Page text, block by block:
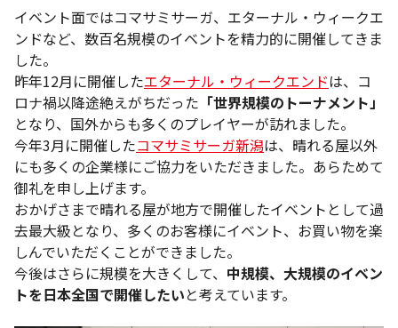
イベント面ではコマサミサーガ、エターナル・ウィークエ
ンドなど、数百名規模のイベントを精力的に開催してきま
した。
昨年12月に開催したエターナル・ウィークエンドは、コ
ロナ禍以降途絶えがちだった 「世界規模のトーナメント」
となり、国外からも多くのプレイヤーが訪れました。
今年3月に開催したコマサミサーガ新潟は、晴れる屋以外
にも多くの企業様にご協力をいただきました。あらためて
御礼を申し上げます。
おかげさまで晴れる屋が地方で開催したイベントとして過
去最大級となり、多くのお客様にイベント、お買い物を楽
しんでいただくことができました。
今後はさらに規模を大きくして、 中規模、大規模のイベン
トを日本全国で開催したいと考えています。